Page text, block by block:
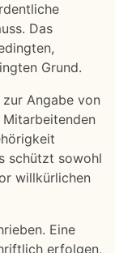
Das
Grund.
Angabe von
schützt sowohl
willkürlichen
Eine
erfolgen,